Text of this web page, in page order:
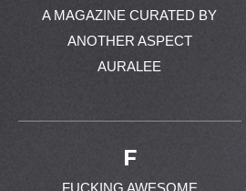
A MAGAZINE CURATED BY
ANOTHER ASPECT
AURALEE
F
FUCKING AWESOME